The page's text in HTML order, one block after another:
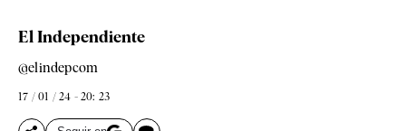
El Independiente
@elindepcom
17 / 01 / 24 - 20: 23